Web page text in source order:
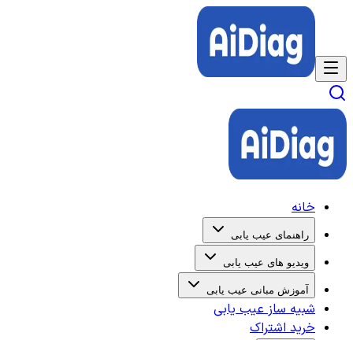
خانه
راهنمای عیب یابی
ویدیو های عیب یابی
آموزش مبانی عیب یابی
شبیه ساز عیب یابی
خرید اشتراک